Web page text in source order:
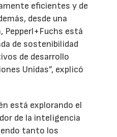
eficientes y de
desde una
Pepperl+Fuchs está
de sostenibilidad
de desarrollo
Unidas”, explicó
está explorando el
de la inteligencia
tanto los